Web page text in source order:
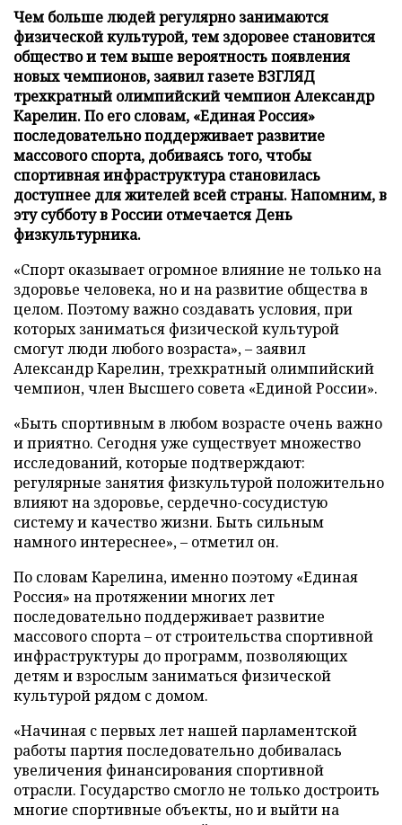
Чем больше людей регулярно занимаются
физической культурой, тем здоровее становится
общество и тем выше вероятность появления
новых чемпионов, заявил газете ВЗГЛЯД
трехкратный олимпийский чемпион Александр
Карелин. По его словам, «Единая Россия»
последовательно поддерживает развитие
массового спорта, добиваясь того, чтобы
спортивная инфраструктура становилась
доступнее для жителей всей страны. Напомним, в
эту субботу в России отмечается День
физкультурника.
«Спорт оказывает огромное влияние не только на
здоровье человека, но и на развитие общества в
целом. Поэтому важно создавать условия, при
которых заниматься физической культурой
смогут люди любого возраста», – заявил
Александр Карелин, трехкратный олимпийский
чемпион, член Высшего совета «Единой России».
«Быть спортивным в любом возрасте очень важно
и приятно. Сегодня уже существует множество
исследований, которые подтверждают:
регулярные занятия физкультурой положительно
влияют на здоровье, сердечно-сосудистую
систему и качество жизни. Быть сильным
намного интереснее», – отметил он.
По словам Карелина, именно поэтому «Единая
Россия» на протяжении многих лет
последовательно поддерживает развитие
массового спорта – от строительства спортивной
инфраструктуры до программ, позволяющих
детям и взрослым заниматься физической
культурой рядом с домом.
«Начиная с первых лет нашей парламентской
работы партия последовательно добивалась
увеличения финансирования спортивной
отрасли. Государство смогло не только достроить
многие спортивные объекты, но и выйти на